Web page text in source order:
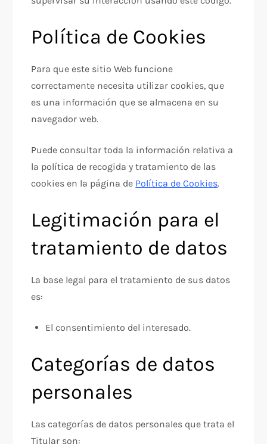
Política de Cookies
Para que este sitio Web funcione
correctamente necesita utilizar cookies, que
es una información que se almacena en su
navegador web.
Puede consultar toda la información relativa a
la política de recogida y tratamiento de las
cookies en la página de Política de Cookies.
Legitimación para el
tratamiento de datos
La base legal para el tratamiento de sus datos
es:
El consentimiento del interesado.
Categorías de datos
personales
Las categorías de datos personales que trata el
Titular son: